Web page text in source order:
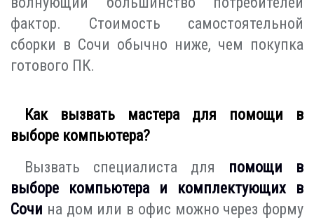
фактор. Стоимость самостоятельной
сборки в Сочи обычно ниже, чем покупка
готового ПК.
Как вызвать мастера для помощи в
выборе компьютера?
Вызвать специалиста для помощи в
выборе компьютера и комплектующих в
Сочи на дом или в офис можно через форму